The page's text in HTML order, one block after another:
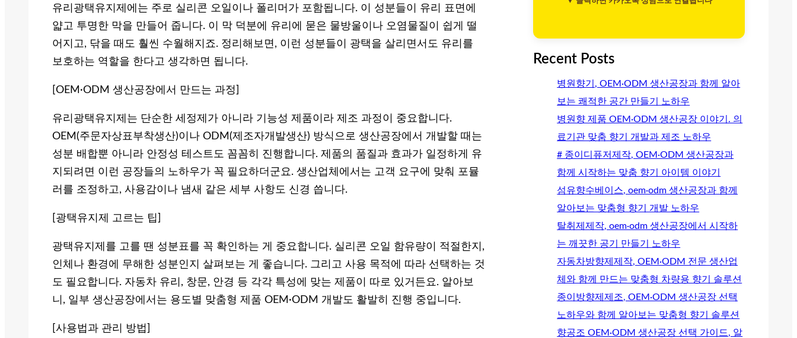
유리광택유지제에는 주로 실리콘 오일이나 폴리머가 포함됩니다. 이 성분들이 유리 표면에
얇고 투명한 막을 만들어 줍니다. 이 막 덕분에 유리에 묻은 물방울이나 오염물질이 쉽게 떨
어지고, 닦을 때도 훨씬 수월해지죠. 정리해보면, 이런 성분들이 광택을 살리면서도 유리를
보호하는 역할을 한다고 생각하면 됩니다.
[OEM·ODM 생산공장에서 만드는 과정]
유리광택유지제는 단순한 세정제가 아니라 기능성 제품이라 제조 과정이 중요합니다.
OEM(주문자상표부착생산)이나 ODM(제조자개발생산) 방식으로 생산공장에서 개발할 때는
성분 배합뿐 아니라 안정성 테스트도 꼼꼼히 진행합니다. 제품의 품질과 효과가 일정하게 유
지되려면 이런 공장들의 노하우가 꼭 필요하더군요. 생산업체에서는 고객 요구에 맞춰 포뮬
러를 조정하고, 사용감이나 냄새 같은 세부 사항도 신경 씁니다.
[광택유지제 고르는 팁]
광택유지제를 고를 땐 성분표를 꼭 확인하는 게 중요합니다. 실리콘 오일 함유량이 적절한지,
인체나 환경에 무해한 성분인지 살펴보는 게 좋습니다. 그리고 사용 목적에 따라 선택하는 것
도 필요합니다. 자동차 유리, 창문, 안경 등 각각 특성에 맞는 제품이 따로 있거든요. 알아보
니, 일부 생산공장에서는 용도별 맞춤형 제품 OEM·ODM 개발도 활발히 진행 중입니다.
[사용법과 관리 방법]
Recent Posts
병원향기, OEM·ODM 생산공장과 함께 알아
보는 쾌적한 공간 만들기 노하우
병원향 제품 OEM·ODM 생산공장 이야기. 의
료기관 맞춤 향기 개발과 제조 노하우
# 종이디퓨저제작, OEM·ODM 생산공장과
함께 시작하는 맞춤 향기 아이템 이야기
섬유향수베이스, oem·odm 생산공장과 함께
알아보는 맞춤형 향기 개발 노하우
탈취제제작, oem·odm 생산공장에서 시작하
는 깨끗한 공기 만들기 노하우
자동차방향제제작, OEM·ODM 전문 생산업
체와 함께 만드는 맞춤형 차량용 향기 솔루션
종이방향제제조, OEM·ODM 생산공장 선택
노하우와 함께 알아보는 맞춤형 향기 솔루션
향공조 OEM·ODM 생산공장 선택 가이드, 알